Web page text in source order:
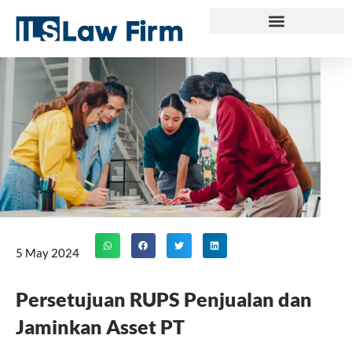
content
5 May 2024
Persetujuan RUPS Penjualan dan
Jaminkan Asset PT